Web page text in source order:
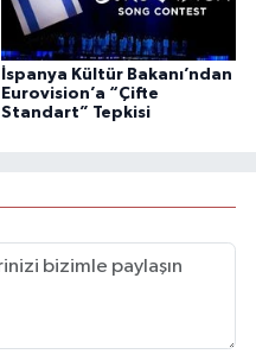
İspanya Kültür Bakanı’ndan
Eurovision’a “Çifte
Standart” Tepkisi